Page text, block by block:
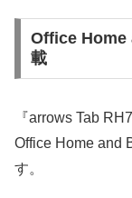
Office Home
載
『arrows Tab
Office Home and
す。